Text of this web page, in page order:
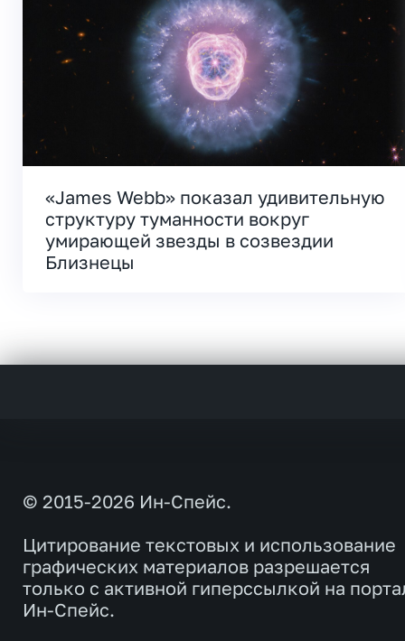
«James Webb» показал удивительную
структуру туманности вокруг
умирающей звезды в созвездии
Близнецы
© 2015-2026 Ин-Спейс.
Цитирование текстовых и использование
графических материалов разрешается
только с активной гиперссылкой на
Ин-Спейс.